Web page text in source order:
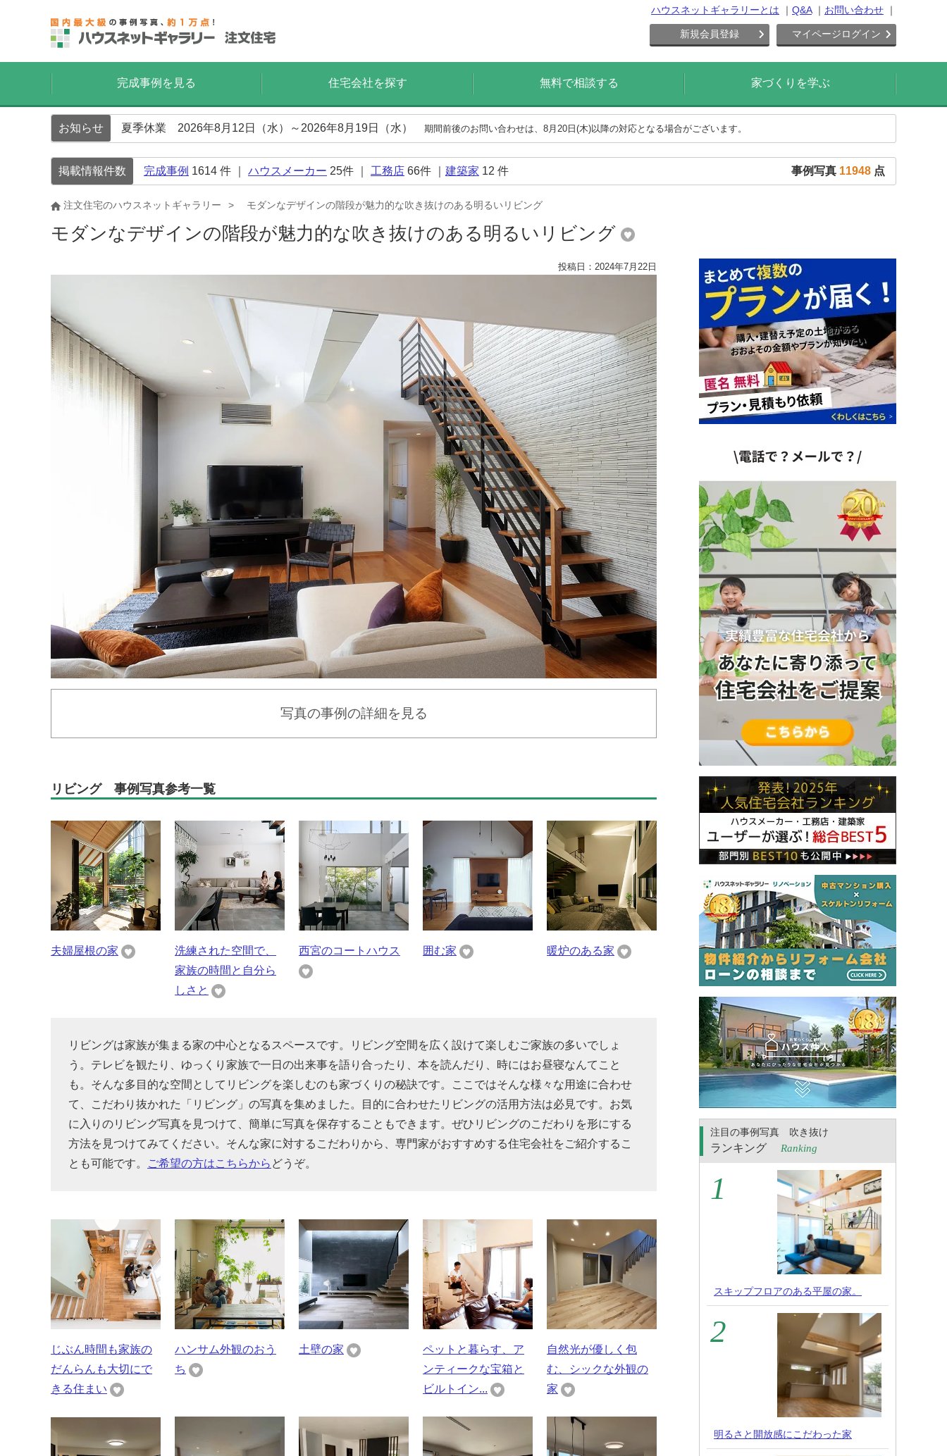
ハウスネットギャラリーとは Q&A お問い合わせ
新規会員登録 マイページログイン
完成事例を見る 住宅会社を探す 無料で相談する 家づくりを学ぶ
お知らせ 夏季休業 2026年8月12日（水）～2026年8月19日（水） 期間前後のお問い合わせは、8月20日(木)以降の対応となる場合がございます。
掲載情報件数 完成事例 1614 件 ｜ ハウスメーカー 25件 ｜ 工務店 66件 ｜ 建築家 12 件 事例写真 11948 点
注文住宅のハウスネットギャラリー モダンなデザインの階段が魅力的な吹き抜けのある明るいリビング
モダンなデザインの階段が魅力的な吹き抜けのある明るいリビング
投稿日：2024年7月22日
写真の事例の詳細を見る
リビング 事例写真参考一覧
夫婦屋根の家
洗練された空間で、
家族の時間と自分ら
しさと
西宮のコートハウス 囲む家 暖炉のある家
リビングは家族が集まる家の中心となるスペースです。リビング空間を広く設けて楽しむご家族の多いでしょ
う。テレビを観たり、ゆっくり家族で一日の出来事を語り合ったり、本を読んだり、時にはお昼寝なんてこと
も。そんな多目的な空間としてリビングを楽しむのも家づくりの秘訣です。ここではそんな様々な用途に合わせ
て、こだわり抜かれた「リビング」の写真を集めました。目的に合わせたリビングの活用方法は必見です。お気
に入りのリビング写真を見つけて、簡単に写真を保存することもできます。ぜひリビングのこだわりを形にする
方法を見つけてみてください。そんな家に対するこだわりから、専門家がおすすめする住宅会社をご紹介するこ
とも可能です。
ご希望の方はこちらから どうぞ。
じぶん時間も家族の
だんらんも大切にで
きる住まい
ハンサム外観のおう
ち
土壁の家
ペットと暮らす、ア
ンティークな宝箱と
ビルトイン...
自然光が優しく包
む、シックな外観の
家
注目の事例写真 吹き抜け
ランキング Ranking
スキップフロアのある平屋の家。
明るさと開放感にこだわった家